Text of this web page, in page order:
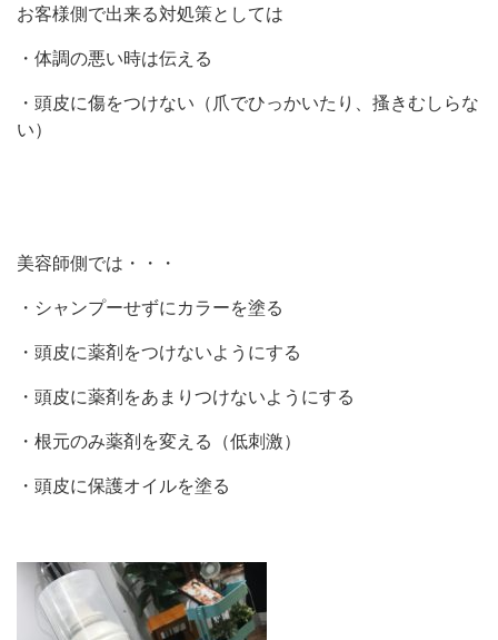
お客様側で出来る対処策としては
・体調の悪い時は伝える
・頭皮に傷をつけない（爪でひっかいたり、搔きむしらな
い）
美容師側では・・・
・シャンプーせずにカラーを塗る
・頭皮に薬剤をつけないようにする
・頭皮に薬剤をあまりつけないようにする
・根元のみ薬剤を変える（低刺激）
・頭皮に保護オイルを塗る